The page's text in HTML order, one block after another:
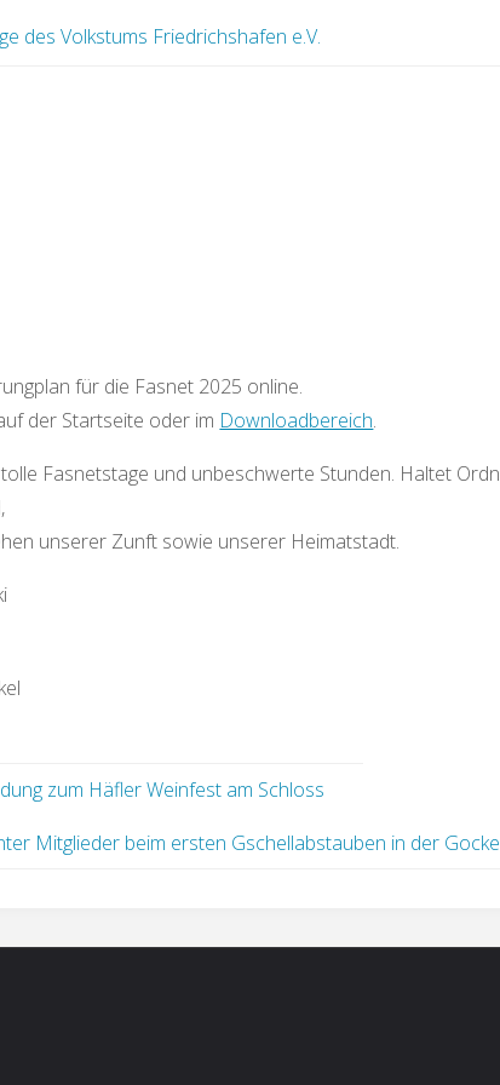
des Volkstums Friedrichshafen e.V.
für die Fasnet 2025 online.
der Startseite oder im Downloadbereich.
Fasnetstage und unbeschwerte Stunden. Haltet
unserer Zunft sowie unserer Heimatstadt.
zum Häfler Weinfest am Schloss
Mitglieder beim ersten Gschellabstauben in der